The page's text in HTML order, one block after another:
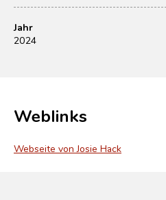
Jahr
2024
Weblinks
Webseite von Josie Hack